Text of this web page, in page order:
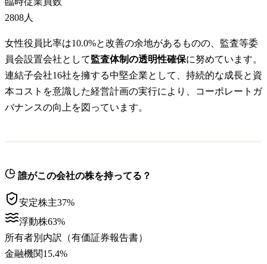
2808人
女性役員比率は10.0%と改善の余地があるものの、監査等委
員会設置会社として監査体制の透明性確保に努めています。
連結子会社16社を擁する中堅企業として、持続的な成長と資
本コストを意識した経営計画の実行により、コーポレートガ
バナンスの向上を図っています。
誰がこの会社の株を持ってる？
安定株主37%
浮動株63%
所有者別内訳（有価証券報告書）
金融機関15.4%